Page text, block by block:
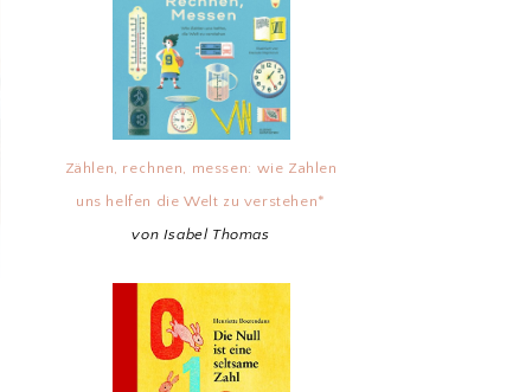
Zählen, rechnen, messen: wie Zahlen
uns helfen die Welt zu verstehen*
von Isabel Thomas